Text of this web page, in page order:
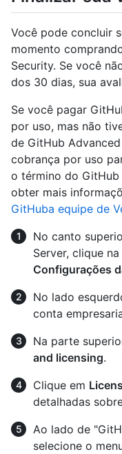
Você pode concluir
momento
Security. Se você
dos 30 dias, sua
Se você pagar
por uso, mas não
de GitHub
cobrança por uso
o término do GitHub
obter mais
GitHuba equipe de
No canto
Server, clique
Configurações
No lado
conta
Na parte
and licensing.
Clique em
detalhadas
Ao lado de
selecione o